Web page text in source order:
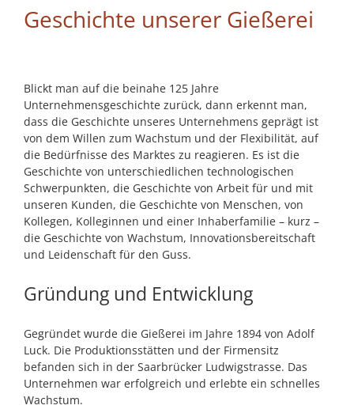
Geschichte unserer Gießerei
Blickt man auf die beinahe 125 Jahre
Unternehmensgeschichte zurück, dann erkennt man,
dass die Geschichte unseres Unternehmens geprägt ist
von dem Willen zum Wachstum und der Flexibilität, auf
die Bedürfnisse des Marktes zu reagieren. Es ist die
Geschichte von unterschiedlichen technologischen
Schwerpunkten, die Geschichte von Arbeit für und mit
unseren Kunden, die Geschichte von Menschen, von
Kollegen, Kolleginnen und einer Inhaberfamilie – kurz –
die Geschichte von Wachstum, Innovationsbereitschaft
und Leidenschaft für den Guss.
Gründung und Entwicklung
Gegründet wurde die Gießerei im Jahre 1894 von Adolf
Luck. Die Produktionsstätten und der Firmensitz
befanden sich in der Saarbrücker Ludwigstrasse. Das
Unternehmen war erfolgreich und erlebte ein schnelles
Wachstum.